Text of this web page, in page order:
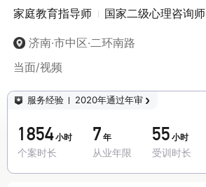
家庭教育指导师 国家二级心理咨询师
济南·市中区·二环南路
当面/视频
服务经验 2020年通过年审
1854小时
个案时长
7 年
从业年限
55 小时
受训时长
咨询师寄语